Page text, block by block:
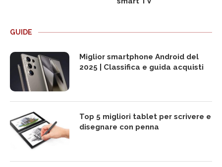
GUIDE
Miglior smartphone Android del
2025 | Classifica e guida acquisti
Top 5 migliori tablet per scrivere e
disegnare con penna